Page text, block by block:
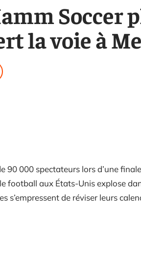
Soccer
la voie à
90 000 spectateurs lors d’une
football aux États-Unis explose
s’empressent de réviser leurs